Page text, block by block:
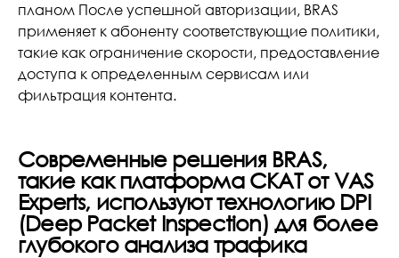
планом После успешной авторизации, BRAS
применяет к абоненту соответствующие политики,
такие как ограничение скорости, предоставление
доступа к определенным сервисам или
фильтрация контента.
Современные решения BRAS,
такие как платформа СКАТ от VAS
Experts, используют технологию DPI
(Deep Packet Inspection) для более
глубокого анализа трафика